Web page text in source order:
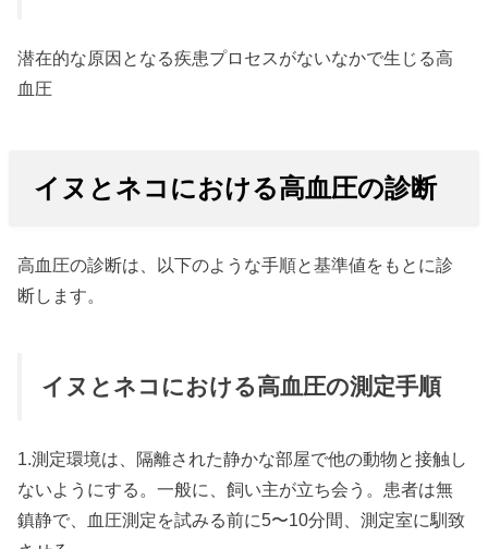
潜在的な原因となる疾患プロセスがないなかで生じる高
血圧
イヌとネコにおける高血圧の診断
高血圧の診断は、以下のような手順と基準値をもとに診
断します。
イヌとネコにおける高血圧の測定手順
1.測定環境は、隔離された静かな部屋で他の動物と接触し
ないようにする。一般に、飼い主が立ち会う。患者は無
鎮静で、血圧測定を試みる前に5〜10分間、測定室に馴致